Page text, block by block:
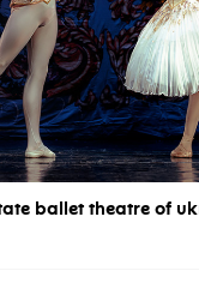
ballet theatre of